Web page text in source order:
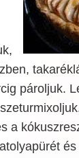
pároljuk.
a
és